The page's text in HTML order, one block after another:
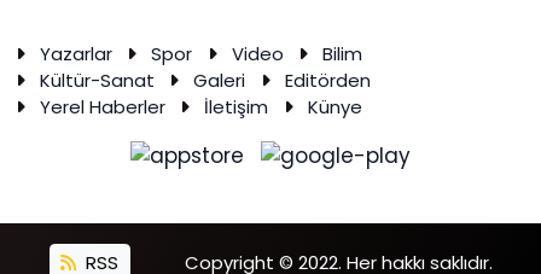
Yazarlar Spor Video
Bilim
Kültür-Sanat
Galeri
Editörden
Yerel Haberler
İletişim Künye
RSS Copyright © 2022. Her hakkı saklıdır.